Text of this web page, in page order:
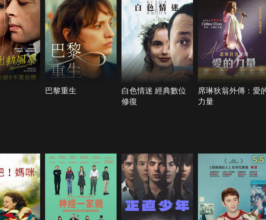
巴黎重生
白色情迷 經典數位
修復
席琳狄翁外傳：愛
力量
6.2 5.5